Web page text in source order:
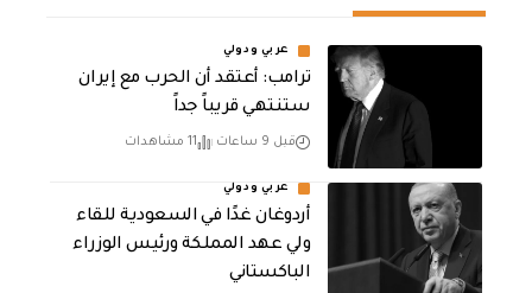
عربي ودولي
‏ترامب: أعتقد أن الحرب مع إيران
ستنتهي قريباً جداً
قبل 9 ساعات 11 مشاهدات
عربي ودولي
أردوغان غدًا في السعودية للقاء
ولي عهد المملكة ورئيس الوزراء
الباكستاني